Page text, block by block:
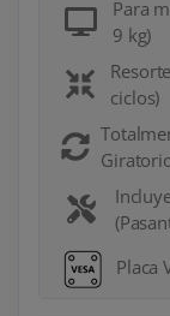
Para
9 kg)
ciclos)
Placa